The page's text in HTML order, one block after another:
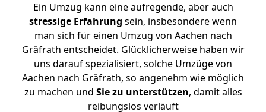
Ein Umzug kann eine aufregende, aber auch
stressige Erfahrung sein, insbesondere wenn
man sich für einen Umzug von Aachen nach
Gräfrath entscheidet. Glücklicherweise haben wir
uns darauf spezialisiert, solche Umzüge von
Aachen nach Gräfrath, so angenehm wie möglich
zu machen und Sie zu unterstützen, damit alles
reibungslos verläuft